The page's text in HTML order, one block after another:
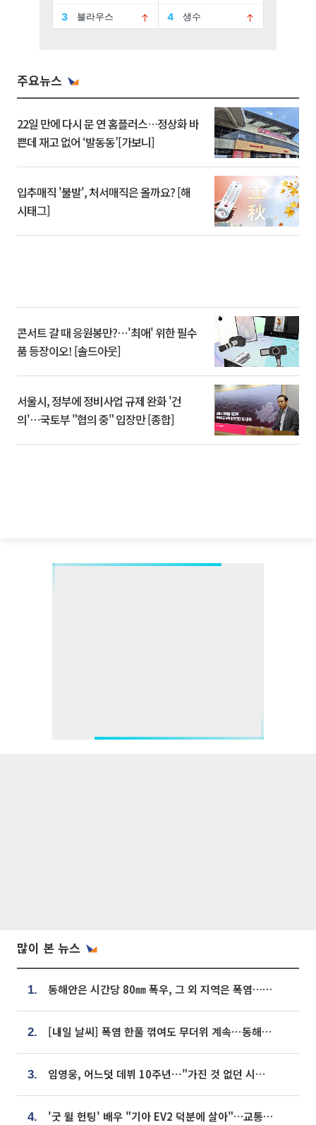
주요뉴스
22일 만에 다시 문 연 홈플러스…정상화 바
쁜데 재고 없어 ‘발동동’[가보니]
입추매직 '불발', 처서매직은 올까요? [해
시태그]
콘서트 갈 때 응원봉만?⋯'최애' 위한 필수
품 등장이오! [솔드아웃]
서울시, 정부에 정비사업 규제 완화 '건
의'⋯국토부 "협의 중" 입장만 [종합]
많이 본 뉴스
1. 동해안은 시간당 80㎜ 폭우, 그 외 지역은 폭염…‘극과 극 날씨’
2. [내일 날씨] 폭염 한풀 꺾여도 무더위 계속⋯동해안 이틀 연속 비
3. 임영웅, 어느덧 데뷔 10주년⋯"가진 것 없던 시절, 내 앞엔 20명의 팬뿐"
4. '굿 윌 헌팅' 배우 "기아 EV2 덕분에 살아"…교통사고 후 안전성 극찬